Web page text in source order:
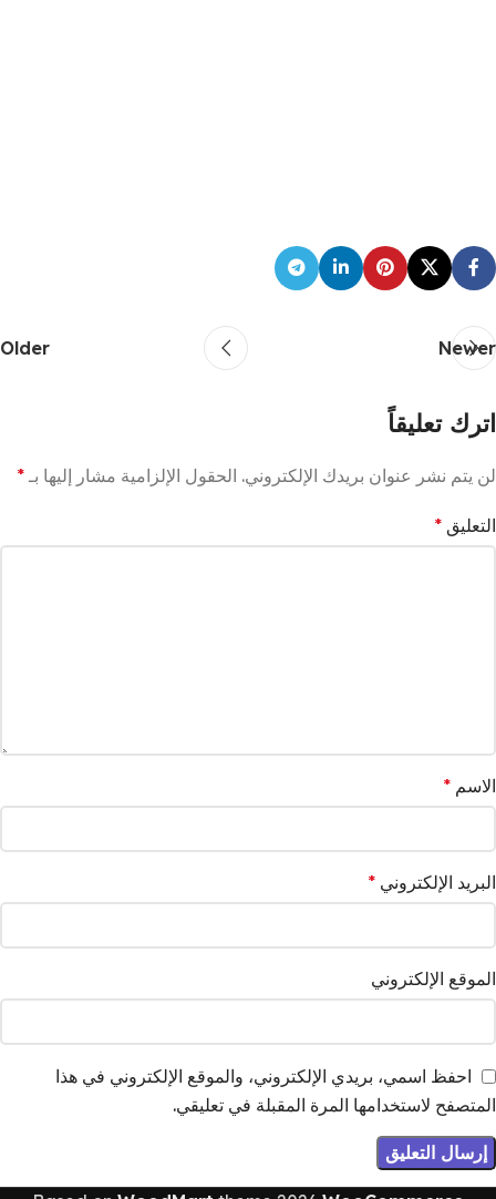
Newer
Older
اترك تعليقاً
لن يتم نشر عنوان بريدك الإلكتروني. الحقول الإلزامية مشار إليها بـ *
التعليق *
الاسم *
البريد الإلكتروني *
الموقع الإلكتروني
احفظ اسمي، بريدي الإلكتروني، والموقع الإلكتروني في هذا
المتصفح لاستخدامها المرة المقبلة في تعليقي.